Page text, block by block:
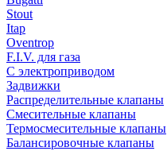
Stout
Itap
Oventrop
F.I.V. для газа
С электроприводом
Задвижки
Распределительные клапаны
Cмесительные клапаны
Термосмесительные клапаны
Балансировочные клапаны